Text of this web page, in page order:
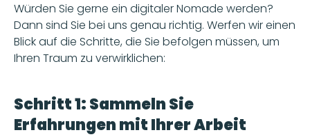
Würden Sie gerne ein digitaler Nomade werden?
Dann sind Sie bei uns genau richtig. Werfen wir einen
Blick auf die Schritte, die Sie befolgen müssen, um
Ihren Traum zu verwirklichen:
Schritt 1: Sammeln Sie
Erfahrungen mit Ihrer Arbeit